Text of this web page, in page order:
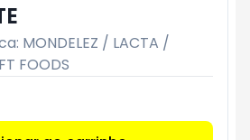
MONDELEZ / LACTA /
FOODS